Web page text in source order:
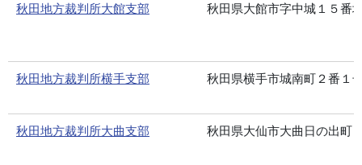
秋田地方裁判所大館支部 秋田県大館市字中城１５番
秋田地方裁判所横手支部 秋田県横手市城南町２番１
秋田地方裁判所大曲支部 秋田県大仙市大曲日の出町